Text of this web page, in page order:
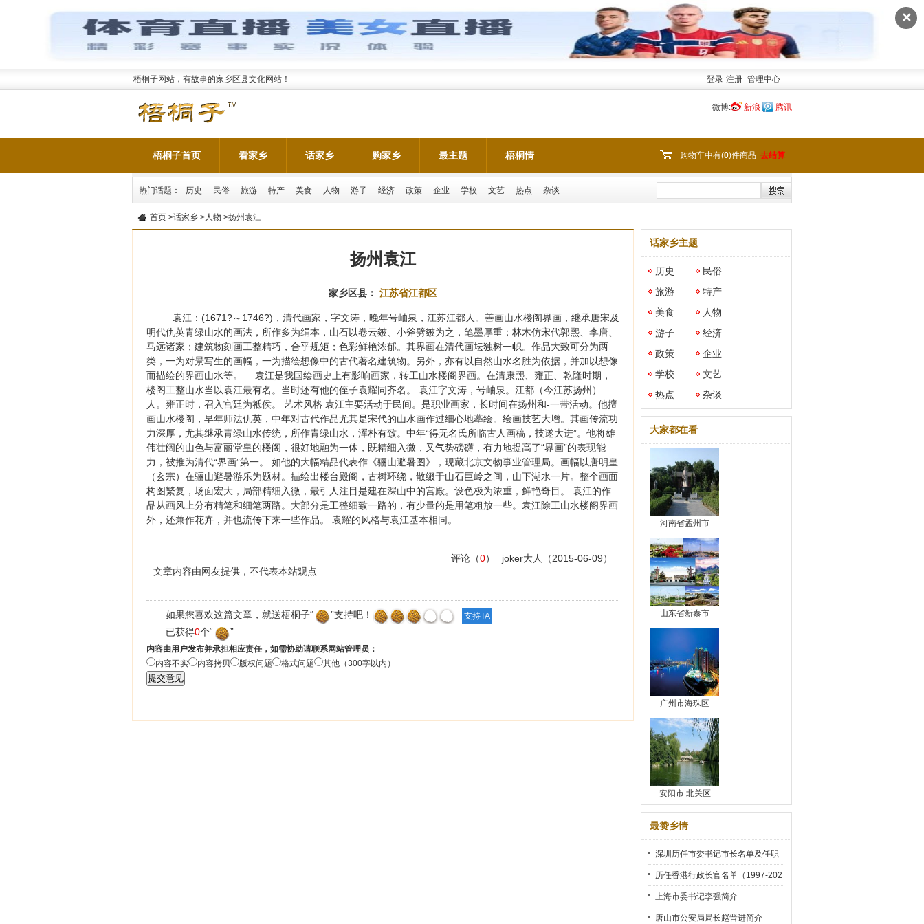
✕
梧桐子网站，有故事的家乡区县文化网站！ 登录 注册 管理中心
微博: 新浪 腾讯
梧桐子首页 看家乡 话家乡 购家乡 最主题 梧桐情 购物车中有(0)件商品 去结算
热门话题： 历史 民俗 旅游 特产 美食 人物 游子 经济 政策 企业 学校 文艺 热点 杂谈
首页 >话家乡 >人物 >扬州袁江
扬州袁江
家乡区县： 江苏省江都区
袁江：(1671?～1746?)，清代画家，字文涛，晚年号岫泉，江苏江都人。善画山水楼阁界画，继承唐宋及
明代仇英青绿山水的画法，所作多为绢本，山石以卷云皴、小斧劈皴为之，笔墨厚重；林木仿宋代郭熙、李唐、
马远诸家；建筑物刻画工整精巧，合乎规矩；色彩鲜艳浓郁。其界画在清代画坛独树一帜。作品大致可分为两
类，一为对景写生的画幅，一为描绘想像中的古代著名建筑物。另外，亦有以自然山水名胜为依据，并加以想像
而描绘的界画山水等。 袁江是我国绘画史上有影响画家，转工山水楼阁界画。在清康熙、雍正、乾隆时期，
楼阁工整山水当以袁江最有名。当时还有他的侄子袁耀同齐名。 袁江字文涛，号岫泉。江都（今江苏扬州）
人。雍正时，召入宫廷为祗侯。 艺术风格 袁江主要活动于民间。是职业画家，长时间在扬州和-一带活动。他擅
画山水楼阁，早年师法仇英，中年对古代作品尤其是宋代的山水画作过细心地摹绘。绘画技艺大增。其画传流功
力深厚，尤其继承青绿山水传统，所作青绿山水，浑朴有致。中年“得无名氏所临古人画稿，技遂大进”。他将雄
伟壮阔的山色与富丽堂皇的楼阁，很好地融为一体，既精细入微，又气势磅礴，有力地提高了“界画”的表现能
力，被推为清代“界画”第一。 如他的大幅精品代表作《骊山避暑图》，现藏北京文物事业管理局。画幅以唐明皇
（玄宗）在骊山避暑游乐为题材。描绘出楼台殿阁，古树环绕，散缀于山石巨岭之间，山下湖水一片。整个画面
构图繁复，场面宏大，局部精细入微，最引人注目是建在深山中的宫殿。设色极为浓重，鲜艳奇目。 袁江的作
品从画风上分有精笔和细笔两路。大部分是工整细致一路的，有少量的是用笔粗放一些。袁江除工山水楼阁界画
外，还兼作花卉，并也流传下来一些作品。 袁耀的风格与袁江基本相同。
joker大人 （2015-06-09）
评论（0）
文章内容由网友提供，不代表本站观点
如果您喜欢这篇文章，就送梧桐子“
”支持吧！
已获得0个“ ”
内容由用户发布并承担相应责任，如需协助请联系网站管理员：
内容不实
内容拷贝 版权问题 格式问题 其他（300字以内）
话家乡主题
历史
民俗
旅游
特产
美食
人物
游子
经济
政策
企业
学校
文艺
热点
杂谈
大家都在看
河南省孟州市
山东省新泰市
广州市海珠区
安阳市 北关区
最赞乡情
深圳历任市委书记市长名单及任职
时间
历任香港行政长官名单（1997-202
2）
上海市委书记李强简介
唐山市公安局局长赵晋进简介